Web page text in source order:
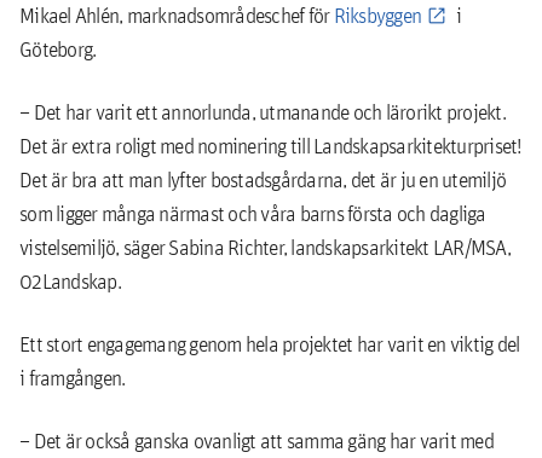
Mikael Ahlén, marknadsområdeschef förRiksbyggen
i
Göteborg.
– Det har varit ett annorlunda, utmanande och lärorikt projekt.
Det är extra roligt med nominering till Landskapsarkitekturpriset!
Det är bra att man lyfter bostadsgårdarna, det är ju en utemiljö
som ligger många närmast och våra barns första och dagliga
vistelsemiljö, säger Sabina Richter, landskapsarkitekt LAR/MSA,
02Landskap.
Ett stort engagemang genom hela projektet har varit en viktig del
i framgången.
– Det är också ganska ovanligt att samma gäng har varit med